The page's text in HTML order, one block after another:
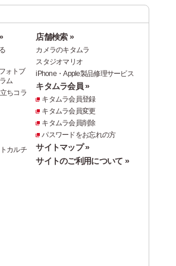
ォトブ
ム
ちコラ
カルチ
店舗検索 »
カメラのキタムラ
スタジオマリオ
iPhone・Apple製品修理サービス
キタムラ会員 »
キタムラ会員登録
キタムラ会員変更
キタムラ会員削除
パスワードをお忘れの方
サイトマップ »
サイトのご利用について »